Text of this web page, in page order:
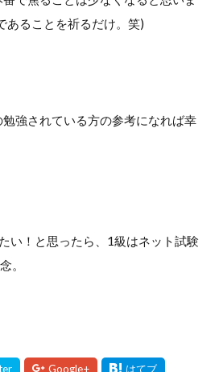
あることを祈るだけ。笑)
強されている方の参考になれば幸
い！と思ったら、1級はネット試験
。